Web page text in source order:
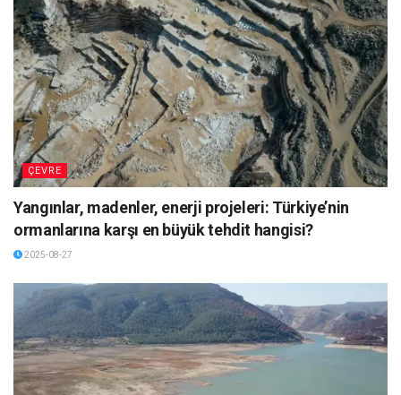
ÇEVRE
Yangınlar, madenler, enerji projeleri: Türkiye’nin
ormanlarına karşı en büyük tehdit hangisi?
2025-08-27